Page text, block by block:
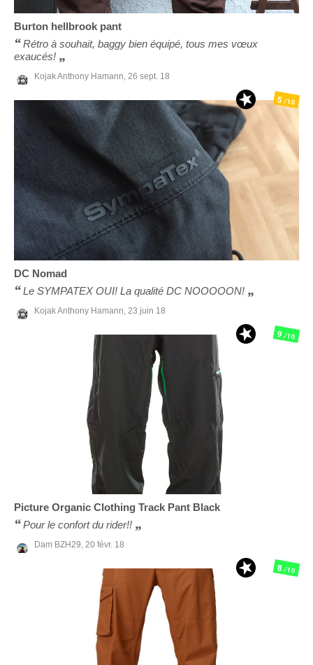
Burton hellbrook pant
Rétro à souhait, baggy bien équipé, tous mes vœux
exaucés!
Kojak Anthony Hamann, 26 sept. 18
DC Nomad
Le SYMPATEX OUI! La qualité DC NOOOOON!
Kojak Anthony Hamann, 23 juin 18
5/10
Picture Organic Clothing Track Pant Black
Pour le confort du rider!!
Dam BZH29, 20 févr. 18
9/10
8/10